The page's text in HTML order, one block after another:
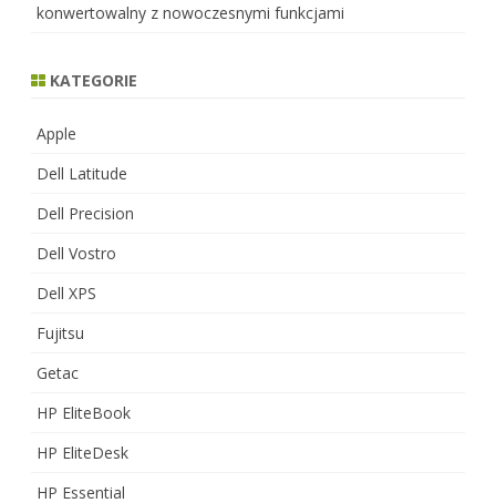
konwertowalny z nowoczesnymi funkcjami
KATEGORIE
Apple
Dell Latitude
Dell Precision
Dell Vostro
Dell XPS
Fujitsu
Getac
HP EliteBook
HP EliteDesk
HP Essential